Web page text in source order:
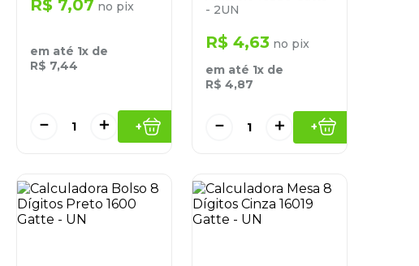
R$ 7,07 no pix
em até 1x de
R$ 7,44
＋
－ +
- 2UN
R$ 4,63 no pix
em até 1x de
R$ 4,87
＋
－ +